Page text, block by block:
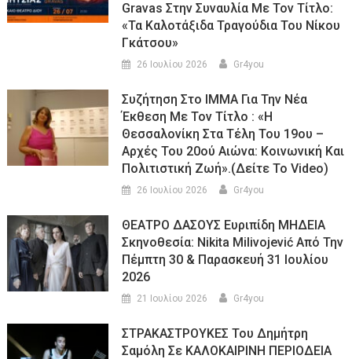
Gravas Στην Συναυλία Με Τον Τίτλο:
«τα Καλοτάξιδα Τραγούδια Του Νίκου
Γκάτσου»
26 Ιουλίου 2026 Gr4you
Συζήτηση Στο ΙΜΜΑ Για Την Νέα
Έκθεση Με Τον Τίτλο : «Η
Θεσσαλονίκη Στα Τέλη Του 19ου –
Αρχές Του 20ού Αιώνα: Κοινωνική Και
Πολιτιστική Ζωή».(Δείτε Το Video)
26 Ιουλίου 2026 Gr4you
ΘΕΑΤΡΟ ΔΑΣΟΥΣ Ευριπίδη ΜΗΔΕΙΑ
Σκηνοθεσία: Nikita Milivojević Από Την
Πέμπτη 30 & Παρασκευή 31 Ιουλίου
2026
21 Ιουλίου 2026 Gr4you
ΣΤΡΑΚΑΣΤΡΟΥΚΕΣ Του Δημήτρη
Σαμόλη Σε ΚΑΛΟΚΑΙΡΙΝΗ ΠΕΡΙΟΔΕΙΑ